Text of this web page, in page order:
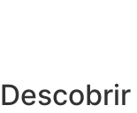
Descobrir